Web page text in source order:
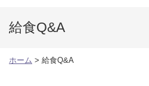
給食Q&A
ホーム > 給食Q&A